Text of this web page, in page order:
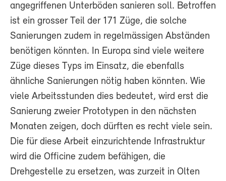
angegriffenen Unterböden sanieren soll. Betroffen
ist ein grosser Teil der 171 Züge, die solche
Sanierungen zudem in regelmässigen Abständen
benötigen könnten. In Europa sind viele weitere
Züge dieses Typs im Einsatz, die ebenfalls
ähnliche Sanierungen nötig haben könnten. Wie
viele Arbeitsstunden dies bedeutet, wird erst die
Sanierung zweier Prototypen in den nächsten
Monaten zeigen, doch dürften es recht viele sein.
Die für diese Arbeit einzurichtende Infrastruktur
wird die Officine zudem befähigen, die
Drehgestelle zu ersetzen, was zurzeit in Olten